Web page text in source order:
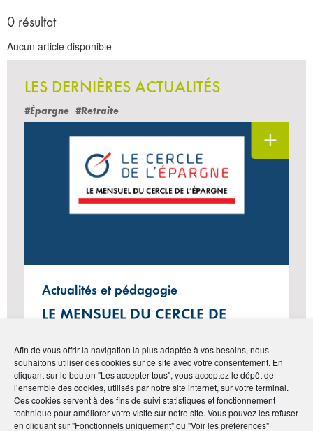
Afin de vous offrir la navigation la plus adaptée à vos besoins, nous
souhaitons utiliser des cookies sur ce site avec votre consentement. En
cliquant sur le bouton "Les accepter tous", vous acceptez le dépôt de
l’ensemble des cookies, utilisés par notre site internet, sur votre terminal.
Ces cookies servent à des fins de suivi statistiques et fonctionnement
technique pour améliorer votre visite sur notre site. Vous pouvez les refuser
en cliquant sur "Fonctionnels uniquement" ou "Voir les préférences"
0 résultat
Aucun article disponible
LES DERNIÈRES ACTUALITÉS
#Épargne #Retraite
Actualités et pédagogie
LE MENSUEL DU CERCLE DE
#Vie de l'Association